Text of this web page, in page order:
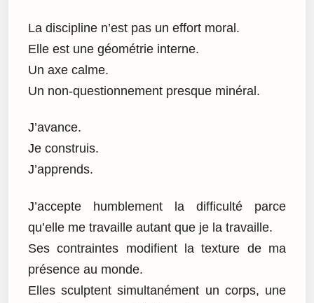
La discipline n’est pas un effort moral.
Elle est une géométrie interne.
Un axe calme.
Un non-questionnement presque minéral.
J’avance.
Je construis.
J’apprends.
J’accepte humblement la difficulté parce
qu’elle me travaille autant que je la travaille.
Ses contraintes modifient la texture de ma
présence au monde.
Elles sculptent simultanément un corps, une